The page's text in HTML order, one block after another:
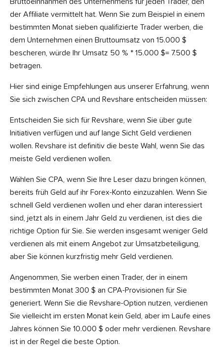
Bruttoeinnahmen des Unternehmens für jeden Trader, den
der Affiliate vermittelt hat. Wenn Sie zum Beispiel in einem
bestimmten Monat sieben qualifizierte Trader werben, die
dem Unternehmen einen Bruttoumsatz von 15.000 $
bescheren, würde Ihr Umsatz 50 % * 15.000 $= 7.500 $
betragen.
Hier sind einige Empfehlungen aus unserer Erfahrung, wenn
Sie sich zwischen CPA und Revshare entscheiden müssen:
Entscheiden Sie sich für Revshare, wenn Sie über gute
Initiativen verfügen und auf lange Sicht Geld verdienen
wollen. Revshare ist definitiv die beste Wahl, wenn Sie das
meiste Geld verdienen wollen.
Wählen Sie CPA, wenn Sie Ihre Leser dazu bringen können,
bereits früh Geld auf ihr Forex-Konto einzuzahlen. Wenn Sie
schnell Geld verdienen wollen und eher daran interessiert
sind, jetzt als in einem Jahr Geld zu verdienen, ist dies die
richtige Option für Sie. Sie werden insgesamt weniger Geld
verdienen als mit einem Angebot zur Umsatzbeteiligung,
aber Sie können kurzfristig mehr Geld verdienen.
Angenommen, Sie werben einen Trader, der in einem
bestimmten Monat 300 $ an CPA-Provisionen für Sie
generiert. Wenn Sie die Revshare-Option nutzen, verdienen
Sie vielleicht im ersten Monat kein Geld, aber im Laufe eines
Jahres können Sie 10.000 $ oder mehr verdienen. Revshare
ist in der Regel die beste Option.